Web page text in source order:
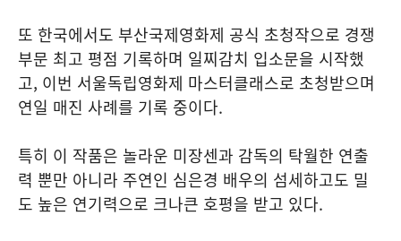
또 한국에서도 부산국제영화제 공식 초청작으로 경쟁
부문 최고 평점 기록하며 일찌감치 입소문을 시작했
고, 이번 서울독립영화제 마스터클래스로 초청받으며
연일 매진 사례를 기록 중이다.
특히 이 작품은 놀라운 미장센과 감독의 탁월한 연출
력 뿐만 아니라 주연인 심은경 배우의 섬세하고도 밀
도 높은 연기력으로 크나큰 호평을 받고 있다.